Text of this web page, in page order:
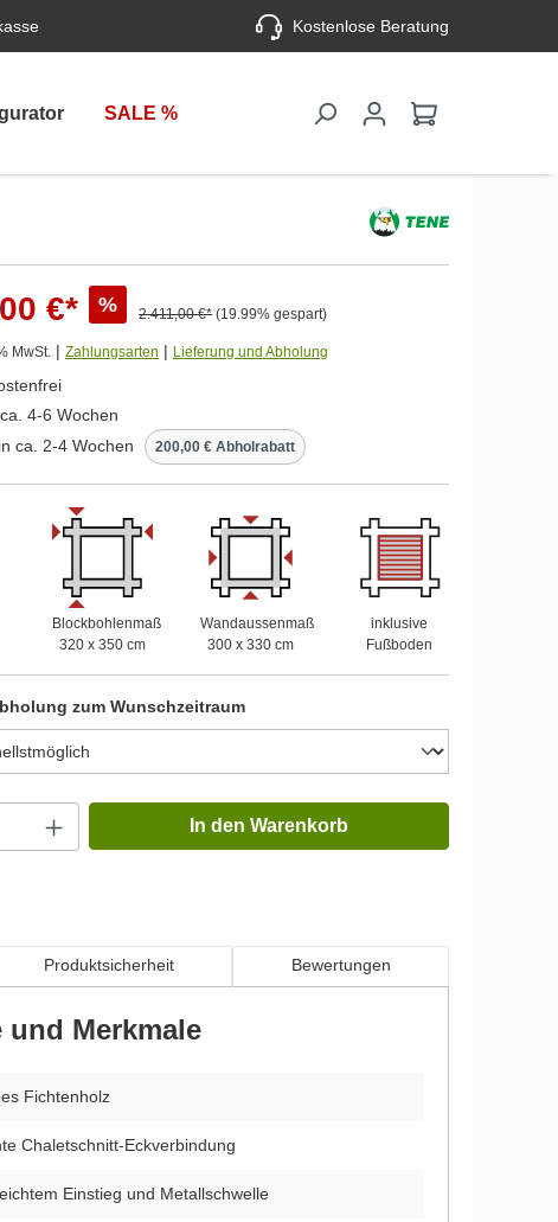
Kostenlose Beratung
SALE %
€* % 2.411,00 €* (19.99% gespart)
MwSt. | Zahlungsarten | Lieferung und Abholung
4-6 Wochen⠀⠀⠀
ca. 2-4 Wochen
200,00 € Abholrabatt
Blockbohlenmaß
320 x 350 cm
Wandaussenmaß
300 x 330 cm
inklusive
Fußboden
zum Wunschzeitraum
In den Warenkorb
Produktsicherheit Bewertungen
und Merkmale
Fichtenholz
Chaletschnitt-Eckverbindung
Einstieg und Metallschwelle